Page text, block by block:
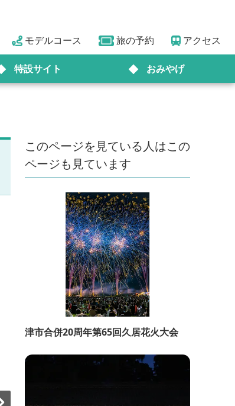
モデルコース 旅の予約 アクセス
特設サイト おみやげ
このページを見ている人はこの
ページも見ています
津市合併20周年第65回久居花火大会